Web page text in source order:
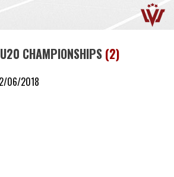
CHAMPIONSHIPS (2)
06/2018